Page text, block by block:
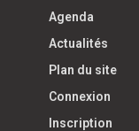
Agenda
Actualités
Plan du site
Connexion
Inscription